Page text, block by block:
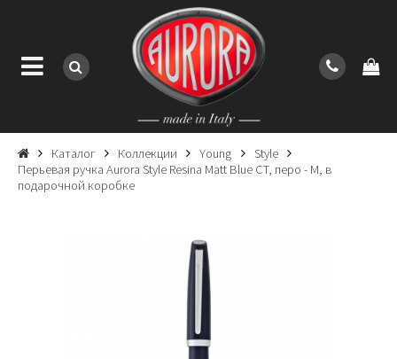
Каталог Коллекции Young
Style
Перьевая ручка Aurora Style Resina Matt Blue CT, перо - M, в
подарочной коробке